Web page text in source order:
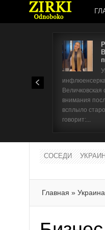
Величковская
внимания
всплыло
говорит:...
СОСЕДИ
Главная » Украина